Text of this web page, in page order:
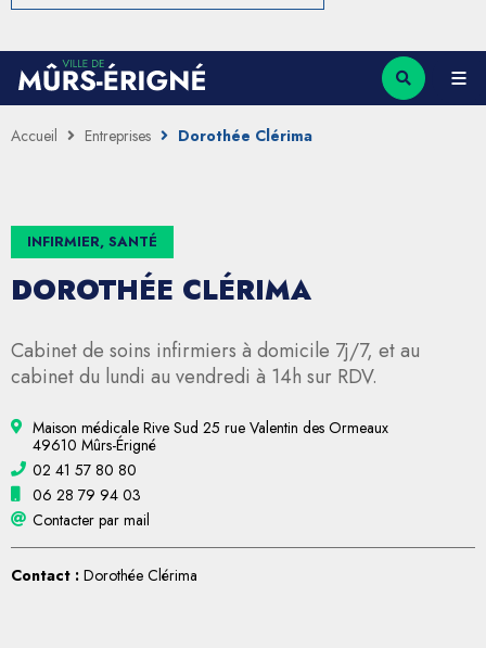
Accueil Entreprises Dorothée Clérima
INFIRMIER, SANTÉ
DOROTHÉE CLÉRIMA
Cabinet de soins infirmiers à domicile 7j/7, et au
cabinet du lundi au vendredi à 14h sur RDV.
Maison médicale Rive Sud 25 rue Valentin des Ormeaux
49610 Mûrs-Érigné
02 41 57 80 80
06 28 79 94 03
Contacter par mail
Contact : Dorothée Clérima